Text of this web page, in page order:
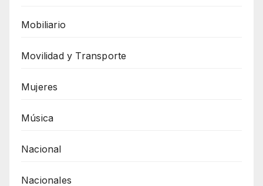
Mobiliario
Movilidad y Transporte
Mujeres
Música
Nacional
Nacionales